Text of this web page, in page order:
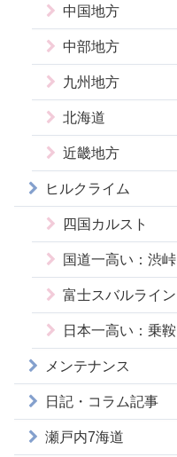
中国地方
中部地方
九州地方
北海道
近畿地方
ヒルクライム
四国カルスト
国道一高い：渋峠
富士スバルライン
日本一高い：乗鞍
メンテナンス
日記・コラム記事
瀬戸内7海道